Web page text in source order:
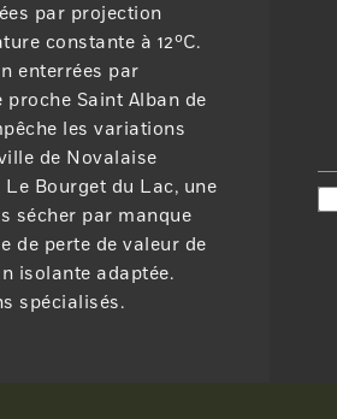
par projection
constante à 12°C.
enterrées par
Saint Alban de
les variations
de Novalaise
Bourget du Lac, une
sécher par manque
de perte de valeur de
isolante adaptée.
spécialisés.